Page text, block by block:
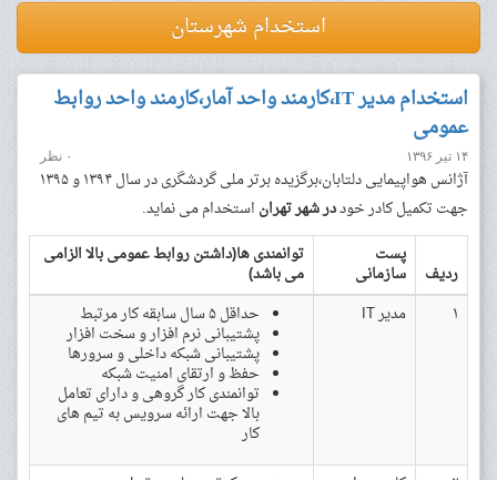
استخدام شهرستان
استخدام مدیر IT،کارمند واحد آمار،کارمند واحد روابط
عمومی
۱۴ تیر ۱۳۹۶ ۰ نظر
آژانس هواپیمایی دلتابان،برگزیده برتر ملی گردشگری در سال ۱۳۹۴ و ۱۳۹۵
جهت تکمیل کادر خوددر شهر تهران استخدام می نماید.
ردیف
پست
سازمانی
توانمندی ها(داشتن روابط عمومی بالا الزامی
می باشد)
۱
مدیر IT حداقل ۵ سال سابقه کار مرتبط
پشتیبانی نرم افزار و سخت افزار
پشتیبانی شبکه داخلی و سرورها
حفظ و ارتقای امنیت شبکه
توانمندی کار گروهی و دارای تعامل
بالا جهت ارائه سرویس به تیم های
کار